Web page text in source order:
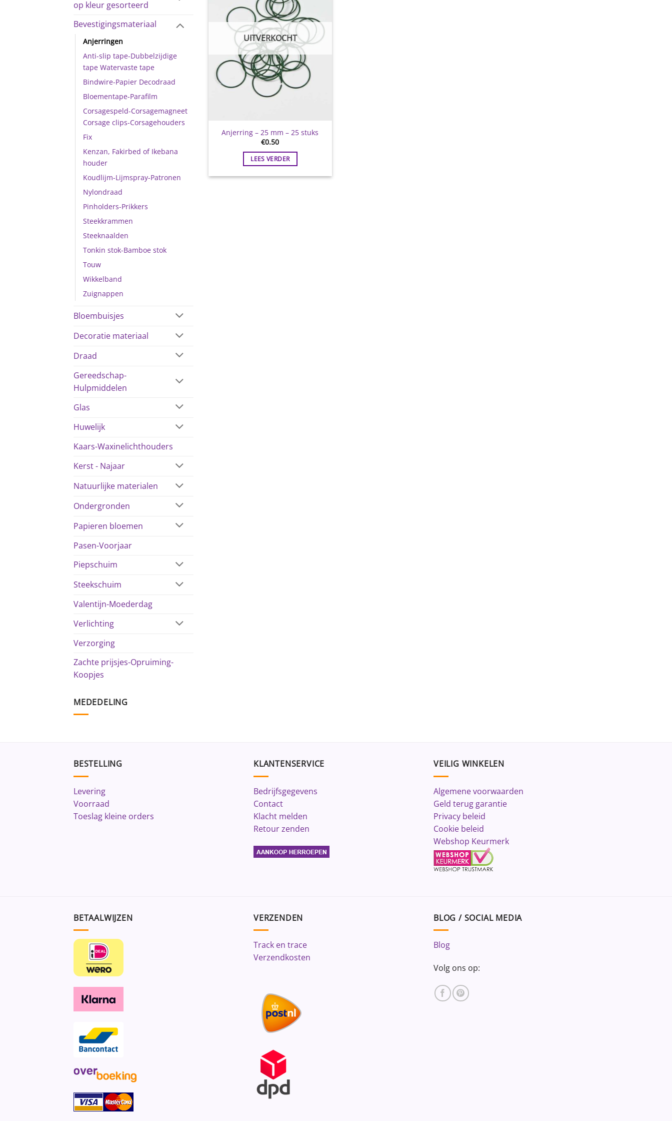
op kleur gesorteerd
Bevestigingsmateriaal
Anjerringen
Anti-slip tape-Dubbelzijdige
tape Watervaste tape
Bindwire-Papier Decodraad
Bloementape-Parafilm
Corsagespeld-Corsagemagneet
Corsage clips-Corsagehouders
Fix
Kenzan, Fakirbed of Ikebana
houder
Koudlijm-Lijmspray-Patronen
Nylondraad
Pinholders-Prikkers
Steekkrammen
Steeknaalden
Tonkin stok-Bamboe stok
Touw
Wikkelband
Zuignappen
Bloembuisjes
Decoratie materiaal
Draad
Gereedschap-
Hulpmiddelen
Glas
Huwelijk
Kaars-Waxinelichthouders
Kerst - Najaar
Natuurlijke materialen
Ondergronden
Papieren bloemen
Pasen-Voorjaar
Piepschuim
Steekschuim
Valentijn-Moederdag
Verlichting
Verzorging
Zachte prijsjes-Opruiming-
Koopjes
MEDEDELING
UITVERKOCHT
Anjerring – 25 mm – 25 stuks
€0.50
LEES VERDER
BESTELLING
Levering
Voorraad
Toeslag kleine orders
KLANTENSERVICE
Bedrijfsgegevens
Contact
Klacht melden
Retour zenden
VEILIG WINKELEN
Algemene voorwaarden
Geld terug garantie
Privacy beleid
Cookie beleid
Webshop Keurmerk
BETAALWIJZEN VERZENDEN
Track en trace
Verzendkosten
BLOG / SOCIAL MEDIA
Blog
Volg ons op: